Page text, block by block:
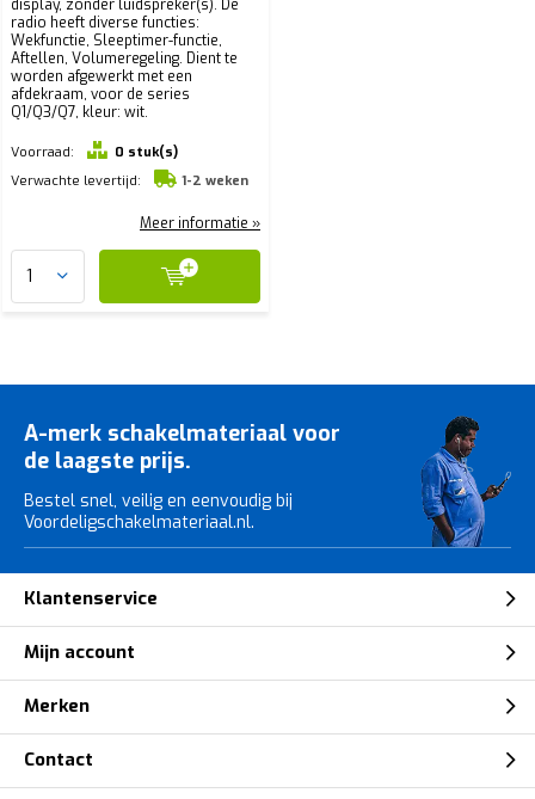
display, zonder luidspreker(s). De
radio heeft diverse functies:
Wekfunctie, Sleep­ti­mer-­functie,
Aftellen, Volu­me­re­ge­ling. Dient te
worden afgewerkt met een
afdekraam, voor de series
Q1/Q3/Q7, kleur: wit.
Voorraad:
0 stuk(s)
Verwachte levertijd:
1-2 weken
Meer informatie »
A-merk schakelmateriaal voor
de laagste prijs.
Bestel snel, veilig en eenvoudig bij
Voordeligschakelmateriaal.nl.
Klantenservice
Mijn account
Merken
Contact